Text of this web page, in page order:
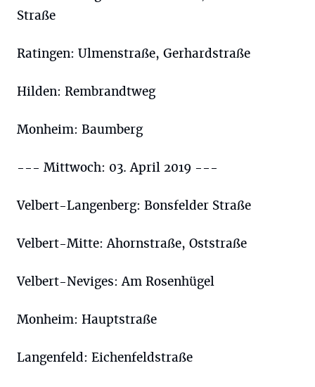
Straße
Ratingen: Ulmenstraße, Gerhardstraße
Hilden: Rembrandtweg
Monheim: Baumberg
--- Mittwoch: 03. April 2019 ---
Velbert-Langenberg: Bonsfelder Straße
Velbert-Mitte: Ahornstraße, Oststraße
Velbert-Neviges: Am Rosenhügel
Monheim: Hauptstraße
Langenfeld: Eichenfeldstraße